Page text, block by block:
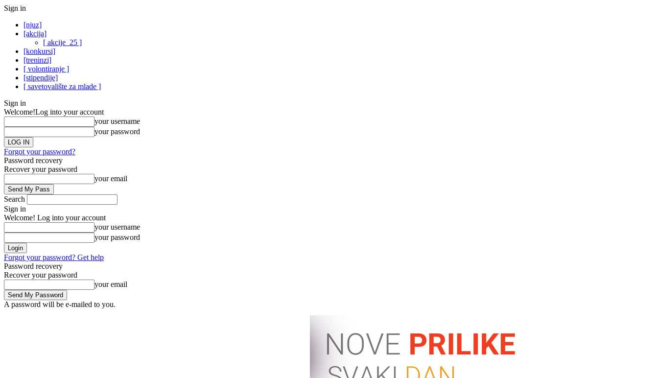
Sign in
[njuz]
[akcija]
[ akcije_25 ]
[konkursi]
[treninzi]
[ volontiranje ]
[stipendije]
[ savetovalište za mlade ]
Sign in
Welcome!Log into your account
your username
your password
Forgot your password?
Password recovery
Recover your password
your email
Search
Sign in
Welcome! Log into your account
your username
your password
Forgot your password? Get help
Password recovery
Recover your password
your email
A password will be e-mailed to you.